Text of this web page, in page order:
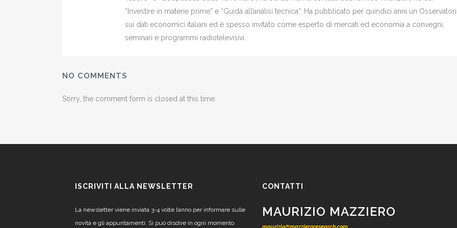
“Investire in materie prime” e “Guida all’analisi tecnica”. Ha pubblicato per quindici anni un
sui dati economici italiani ed è spesso invitato come esperto di mercati ed economia a convegni,
seminari e programmi radiotelevisivi.
NO COMMENTS
Sorry, the comment form is closed at this time.
ISCRIVITI ALLA NEWSLETTER
La newsletter viene inviata 3-4 volte l’anno per informare sulle
novità e gli appuntamenti. Si può disdire in ogni momento
CONTATTI
MAURIZIO MAZZIERO